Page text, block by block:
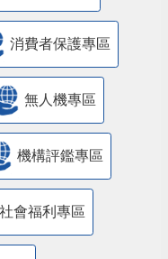
消費者保護專區
無人機專區
機構評鑑專區
會福利專區